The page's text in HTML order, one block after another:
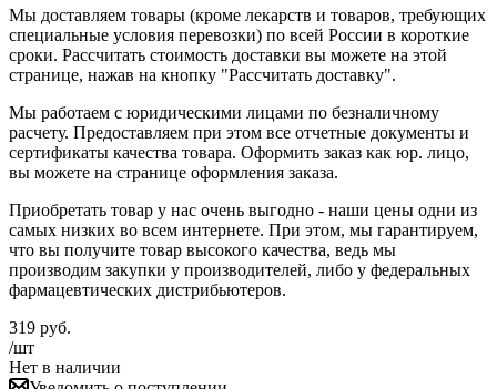
Мы доставляем товары (кроме лекарств и товаров, требующих
специальные условия перевозки) по всей России в короткие
сроки. Рассчитать стоимость доставки вы можете на этой
странице, нажав на кнопку "Рассчитать доставку".
Мы работаем с юридическими лицами по безналичному
расчету. Предоставляем при этом все отчетные документы и
сертификаты качества товара. Оформить заказ как юр. лицо,
вы можете на странице оформления заказа.
Приобретать товар у нас очень выгодно - наши цены одни из
самых низких во всем интернете. При этом, мы гарантируем,
что вы получите товар высокого качества, ведь мы
производим закупки у производителей, либо у федеральных
фармацевтических дистрибьютеров.
319 руб.
/шт
Нет в наличии